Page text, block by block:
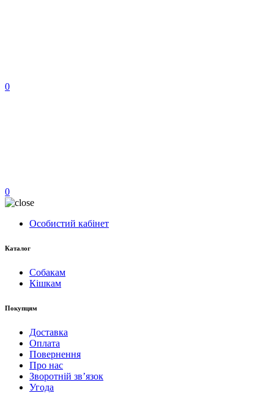
0
0
Особистий кабінет
Каталог
Собакам
Кішкам
Покупцям
Доставка
Оплата
Повернення
Про нас
Зворотній зв’язок
Угода